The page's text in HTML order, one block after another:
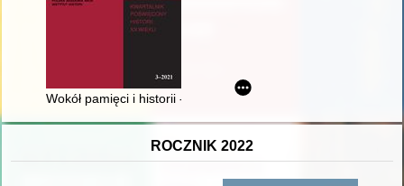
Wokół pamięci i historii - recenzja]
ROCZNIK 2022